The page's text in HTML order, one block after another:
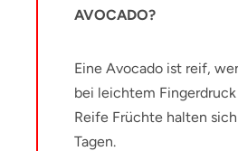
AVOCADO?
Eine Avocado ist reif,
bei leichtem
Reife Früchte halten
Tagen.